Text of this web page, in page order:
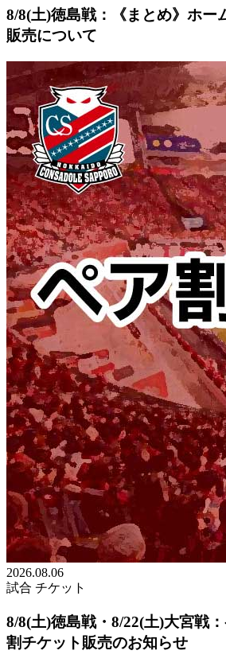
8/8(土)徳島戦：《まとめ》ホー
販売について
2026.08.06
試合 チケット
8/8(土)徳島戦・8/22(土)大宮戦
割チケット販売のお知らせ